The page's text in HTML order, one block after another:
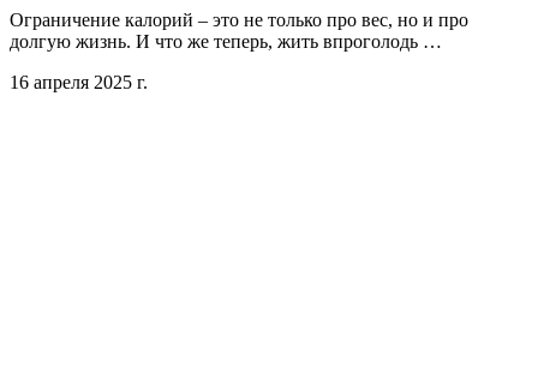
Ограничение калорий – это не только про вес, но и про
долгую жизнь. И что же теперь, жить впроголодь …
16 апреля 2025 г.